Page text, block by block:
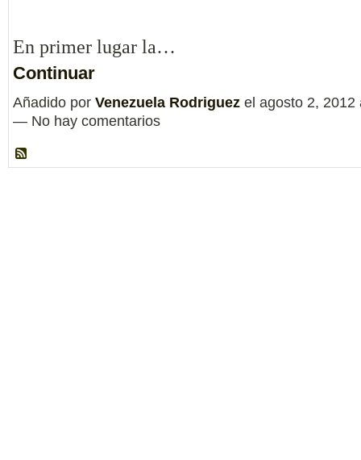
En primer lugar la…
Continuar
Añadido por Venezuela Rodriguez el agosto 2, 2012
— No hay comentarios